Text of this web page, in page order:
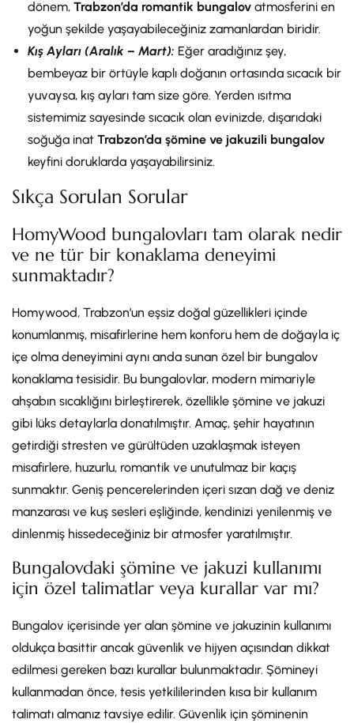
dönem, Trabzon’da romantik bungalov atmosferini en
yoğun şekilde yaşayabileceğiniz zamanlardan biridir.
Kış Ayları (Aralık – Mart): Eğer aradığınız şey,
bembeyaz bir örtüyle kaplı doğanın ortasında sıcacık bir
yuvaysa, kış ayları tam size göre. Yerden ısıtma
sistemimiz sayesinde sıcacık olan evinizde, dışarıdaki
soğuğa inat Trabzon’da şömine ve jakuzili bungalov
keyfini doruklarda yaşayabilirsiniz.
Sıkça Sorulan Sorular
HomyWood bungalovları tam olarak nedir
ve ne tür bir konaklama deneyimi
sunmaktadır?
Homywood, Trabzon’un eşsiz doğal güzellikleri içinde
konumlanmış, misafirlerine hem konforu hem de doğayla iç
içe olma deneyimini aynı anda sunan özel bir bungalov
konaklama tesisidir. Bu bungalovlar, modern mimariyle
ahşabın sıcaklığını birleştirerek, özellikle şömine ve jakuzi
gibi lüks detaylarla donatılmıştır. Amaç, şehir hayatının
getirdiği stresten ve gürültüden uzaklaşmak isteyen
misafirlere, huzurlu, romantik ve unutulmaz bir kaçış
sunmaktır. Geniş pencerelerinden içeri sızan dağ ve deniz
manzarası ve kuş sesleri eşliğinde, kendinizi yenilenmiş ve
dinlenmiş hissedeceğiniz bir atmosfer yaratılmıştır.
Bungalovdaki şömine ve jakuzi kullanımı
için özel talimatlar veya kurallar var mı?
Bungalov içerisinde yer alan şömine ve jakuzinin kullanımı
oldukça basittir ancak güvenlik ve hijyen açısından dikkat
edilmesi gereken bazı kurallar bulunmaktadır. Şömineyi
kullanmadan önce, tesis yetkililerinden kısa bir kullanım
talimatı almanız tavsiye edilir. Güvenlik için şöminenin